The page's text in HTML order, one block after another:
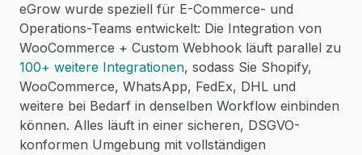
eGrow wurde speziell für E-Commerce- und
Operations-Teams entwickelt: Die Integration von
WooCommerce + Custom Webhook läuft parallel zu
100+ weitere Integrationen, sodass Sie Shopify,
WooCommerce, WhatsApp, FedEx, DHL und
weitere bei Bedarf in denselben Workflow einbinden
können. Alles läuft in einer sicheren, DSGVO-
konformen Umgebung mit vollständigen